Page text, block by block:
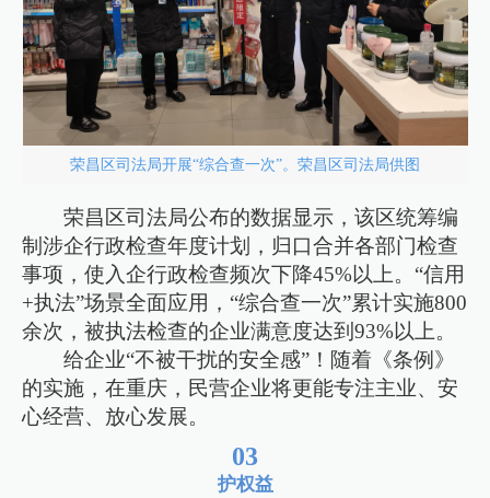
荣昌区司法局开展“综合查一次”。荣昌区司法局供图
荣昌区司法局公布的数据显示，该区统筹编
制涉企行政检查年度计划，归口合并各部门检查
事项，使入企行政检查频次下降45%以上。“信用
+执法”场景全面应用，“综合查一次”累计实施800
余次，被执法检查的企业满意度达到93%以上。
给企业“不被干扰的安全感”！随着《条例》
的实施，在重庆，民营企业将更能专注主业、安
心经营、放心发展。
03
护权益